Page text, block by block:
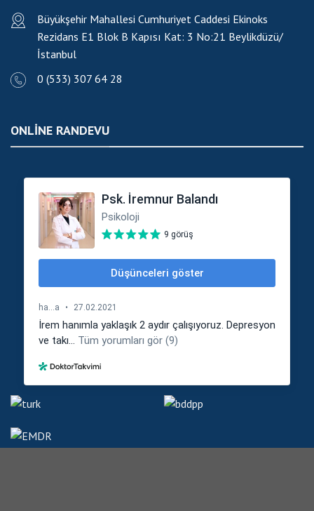
Büyükşehir Mahallesi Cumhuriyet Caddesi Ekinoks
Rezidans E1 Blok B Kapısı Kat: 3 No:21 Beylikdüzü/
İstanbul
0 (533) 307 64 28
ONLINE RANDEVU